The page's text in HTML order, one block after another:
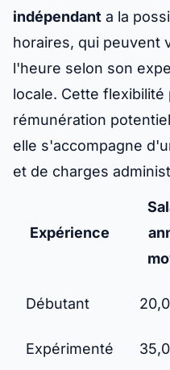
indépendant a la
horaires, qui peuvent
l'heure selon son
locale. Cette
rémunération
elle s'accompagne
et de charges
Expérience
Débutant
Expérimenté